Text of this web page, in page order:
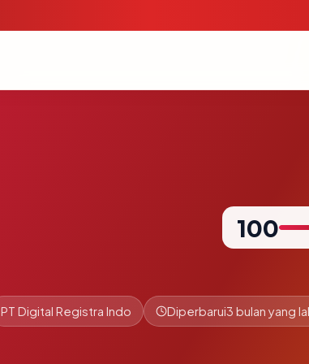
100
PT Digital Registra Indo Diperbarui3 bulan yang